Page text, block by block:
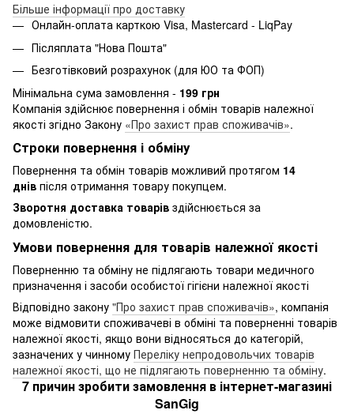
Більше інформації про доставку
Онлайн-оплата карткою Visa, Mastercard - LiqPay
Післяплата "Нова Пошта"
Безготівковий розрахунок (для ЮО та ФОП)
Мінімальна сума замовлення - 199 грн
Компанія здійснює повернення і обмін товарів належної
якості згідно Закону «Про захист прав споживачів».
Строки повернення і обміну
Повернення та обмін товарів можливий протягом 14
днів після отримання товару покупцем.
Зворотня доставка товарів здійснюється за
домовленістю.
Умови повернення для товарів належної якості
Поверненню та обміну не підлягають товари медичного
призначення і засоби особистої гігієни належної якості
Відповідно закону "Про захист прав споживачів», компанія
може відмовити споживачеві в обміні та поверненні товарів
належної якості, якщо вони відносяться до категорій,
зазначених у чинному Переліку непродовольчих товарів
належної якості, що не підлягають поверненню та обміну.
7 причин зробити замовлення в інтернет-магазині
SanGig